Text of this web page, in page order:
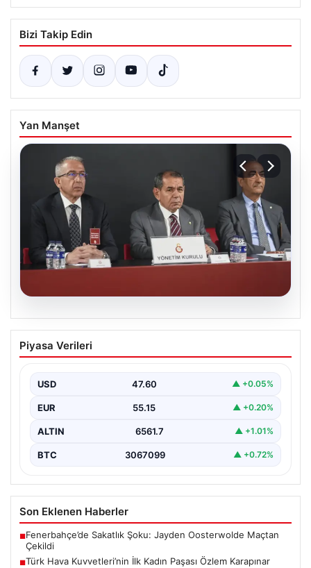
Bizi Takip Edin
Yan Manşet
Rennes maçı öncesi… Galatasaraylı
taraftarlardan Dursun Özbek’e tepki!
Taraftarlarından Dursun Özbek’e Sert Tepki”, “content”:
“ Galatasaray’ın…
Piyasa Verileri
USD 47.60 ▲ +0.05%
EUR 55.15 ▲ +0.20%
ALTIN 6561.7 ▲ +1.01%
BTC 3067099 ▲ +0.72%
Son Eklenen Haberler
■Fenerbahçe’de Sakatlık Şoku: Jayden Oosterwolde Maçtan
Çekildi
■Türk Hava Kuvvetleri’nin İlk Kadın Paşası Özlem Karapınar